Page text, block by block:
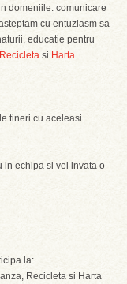
domeniile: comunicare
cu entuziasm sa
educatie pentru
Recicleta si Harta
tineri cu aceleasi
in echipa si vei invata o
la:
Recicleta si Harta